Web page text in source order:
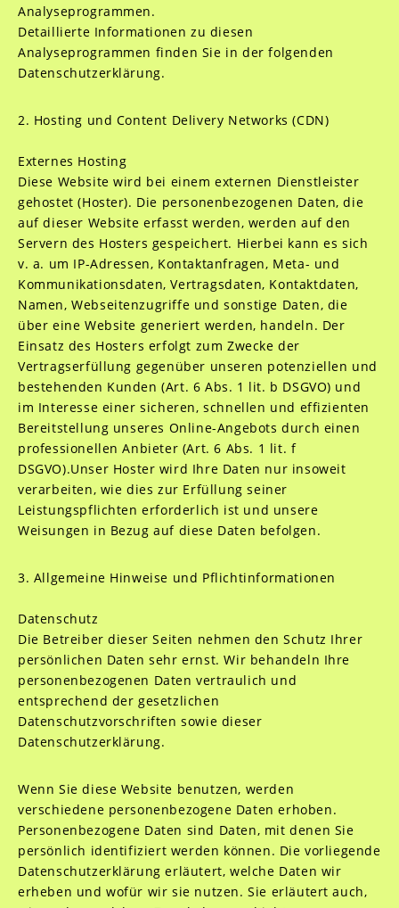
Analyseprogrammen.
Detaillierte Informationen zu diesen
Analyseprogrammen finden Sie in der folgenden
Datenschutzerklärung.
2. Hosting und Content Delivery Networks (CDN)
Externes Hosting
Diese Website wird bei einem externen Dienstleister
gehostet (Hoster). Die personenbezogenen Daten, die
auf dieser Website erfasst werden, werden auf den
Servern des Hosters gespeichert. Hierbei kann es sich
v. a. um IP-Adressen, Kontaktanfragen, Meta- und
Kommunikationsdaten, Vertragsdaten, Kontaktdaten,
Namen, Webseitenzugriffe und sonstige Daten, die
über eine Website generiert werden, handeln. Der
Einsatz des Hosters erfolgt zum Zwecke der
Vertragserfüllung gegenüber unseren potenziellen und
bestehenden Kunden (Art. 6 Abs. 1 lit. b DSGVO) und
im Interesse einer sicheren, schnellen und effizienten
Bereitstellung unseres Online-Angebots durch einen
professionellen Anbieter (Art. 6 Abs. 1 lit. f
DSGVO).Unser Hoster wird Ihre Daten nur insoweit
verarbeiten, wie dies zur Erfüllung seiner
Leistungspflichten erforderlich ist und unsere
Weisungen in Bezug auf diese Daten befolgen.
3. Allgemeine Hinweise und Pflichtinformationen
Datenschutz
Die Betreiber dieser Seiten nehmen den Schutz Ihrer
persönlichen Daten sehr ernst. Wir behandeln Ihre
personenbezogenen Daten vertraulich und
entsprechend der gesetzlichen
Datenschutzvorschriften sowie dieser
Datenschutzerklärung.
Wenn Sie diese Website benutzen, werden
verschiedene personenbezogene Daten erhoben.
Personenbezogene Daten sind Daten, mit denen Sie
persönlich identifiziert werden können. Die vorliegende
Datenschutzerklärung erläutert, welche Daten wir
erheben und wofür wir sie nutzen. Sie erläutert auch,